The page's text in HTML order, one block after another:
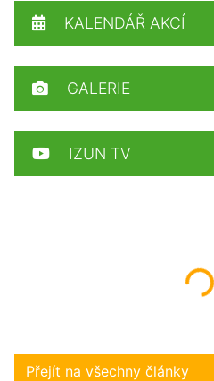
Načítám...
Přejít na všechny články
KALENDÁŘ AKCÍ
GALERIE
IZUN TV